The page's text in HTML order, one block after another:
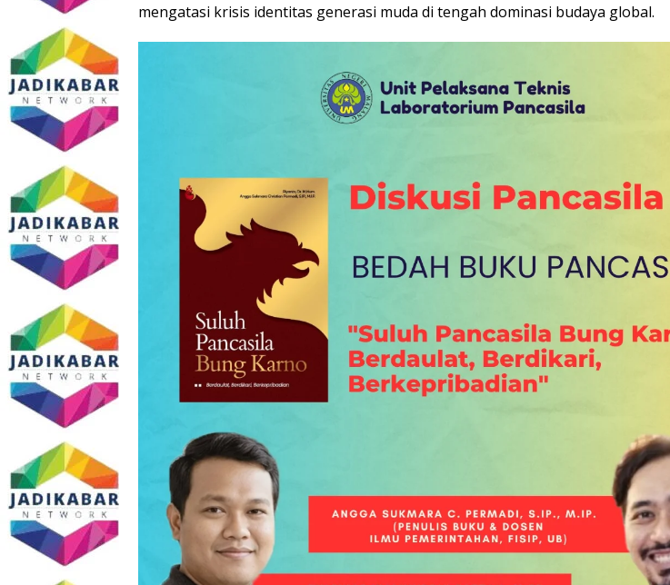
mengatasi krisis identitas generasi muda di tengah dominasi budaya global.